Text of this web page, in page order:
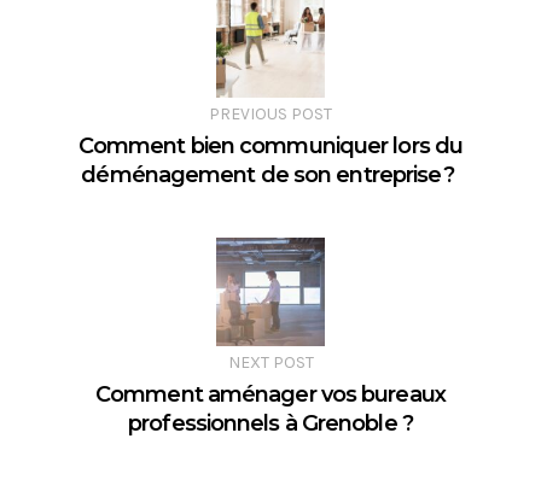
PREVIOUS POST
Comment bien communiquer lors du
déménagement de son entreprise ?
NEXT POST
Comment aménager vos bureaux
professionnels à Grenoble ?